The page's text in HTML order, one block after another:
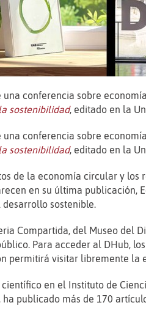
conferencia sobre
sostenibilidad, editado en la
conferencia sobre
sostenibilidad, editado en la
de la economía circular y
en su última
sostenible.
Compartida, del Museo del
Para acceder al DHub,
permitirá visitar libremente la
en el Instituto de
publicado más de 170